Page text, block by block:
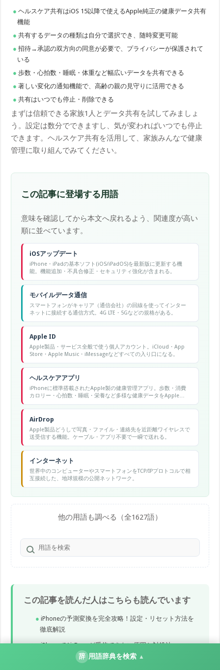
ヘルスケア共有はiOS 15以降で使えるApple純正の健康データ共有
機能
共有するデータの種類は自分で選択でき、随時変更可能
招待→承認の双方向の同意が必要で、プライバシーが保護されて
いる
歩数・心拍数・睡眠・体重など幅広いデータを共有できる
著しい変化の通知機能で、高齢の親の見守りに活用できる
共有はいつでも停止・削除できる
まずは信頼できる家族1人とデータ共有を試してみましょ
う。設定は数分でできますし、気が変わればいつでも停止
できます。ヘルスケア共有を活用して、家族みんなで健康
管理に取り組んでみてください。
この記事に登場する用語
意味を確認してから本文へ戻れるよう、関連度が高い
順に並べています。
iOSアップデート
iPhone・iPadの基本ソフト(iOS/iPadOS)を最新版に更新する機
能。機能追加・不具合修正・セキュリティ強化が含まれる。
モバイルデータ通信
スマートフォンがキャリア（通信会社）の回線を使ってインター
ネットに接続する通信方式。4G LTE・5Gなどの規格がある。
Apple ID
Apple製品・サービス全般で使う個人アカウント。iCloud・App
Store・Apple Music・iMessageなどすべての入り口になる。
ヘルスケアアプリ
iPhoneに標準搭載されたApple製の健康管理アプリ。歩数・消費
カロリー・心拍数・睡眠・栄養など多様な健康データをApple
WatchやサードパーティアプリからHealthKitを通じて一元管理す
る。
AirDrop
Apple製品どうしで写真・ファイル・連絡先を近距離ワイヤレスで
送受信する機能。ケーブル・アプリ不要で一瞬で送れる。
インターネット
世界中のコンピューターやスマートフォンをTCP/IPプロトコルで相
互接続した、地球規模の公開ネットワーク。
他の用語も調べる（全1627語）
この記事を読んだ人はこちらも読んでいます
iPhoneの予測変換を完全攻略！設定・リセット方法を
徹底解説
iPhoneでAirDropが受信できない原因と対処法
iPhoneヘルスケアアプリでワークアウトを記録・管理
辞 用語辞典を検索 ▲